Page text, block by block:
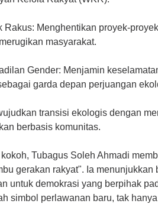
Menghentikan proyek-
masyarakat.
Gender: Menjamin
garda depan perjuangan
transisi ekologis dengan
berbasis komunitas.
Tubagus Soleh Ahmadi
gerakan rakyat". Ia menunjukkan
untuk demokrasi yang berpihak
simbol perlawanan baru, tak